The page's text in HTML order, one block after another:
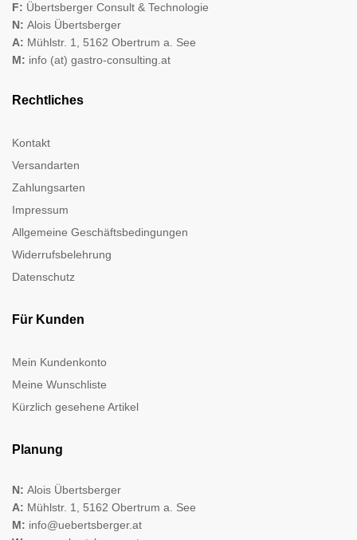
F: Übertsberger Consult & Technologie
N: Alois Übertsberger
A: Mühlstr. 1, 5162 Obertrum a. See
M: info (at) gastro-consulting.at
Rechtliches
Kontakt
Versandarten
Zahlungsarten
Impressum
Allgemeine Geschäftsbedingungen
Widerrufsbelehrung
Datenschutz
Für Kunden
Mein Kundenkonto
Meine Wunschliste
Kürzlich gesehene Artikel
Planung
N: Alois Übertsberger
A: Mühlstr. 1, 5162 Obertrum a. See
M: info@uebertsberger.at